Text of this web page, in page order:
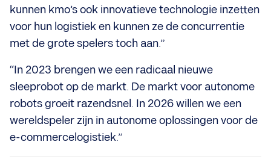
kunnen kmo’s ook innovatieve technologie inzetten
voor hun logistiek en kunnen ze de concurrentie
met de grote spelers toch aan.”
“In 2023 brengen we een radicaal nieuwe
sleeprobot op de markt. De markt voor autonome
robots groeit razendsnel. In 2026 willen we een
wereldspeler zijn in autonome oplossingen voor de
e-commercelogistiek.”